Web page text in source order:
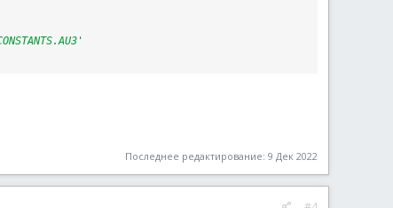
Последнее редактирование: 9 Дек 2022